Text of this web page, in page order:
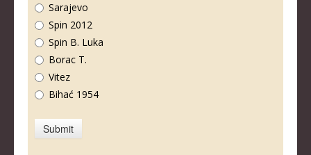
Sarajevo
Spin 2012
Spin B. Luka
Borac T.
Vitez
Bihać 1954